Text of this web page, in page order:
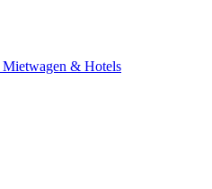
Mietwagen & Hotels